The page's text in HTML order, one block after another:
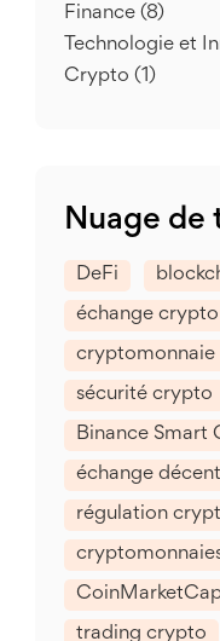
Finance (8)
Technologie et
Crypto (1)
Nuage de
DeFi
échange crypto
cryptomonnaie
sécurité crypto
Binance Smart
échange
régulation
trading crypto